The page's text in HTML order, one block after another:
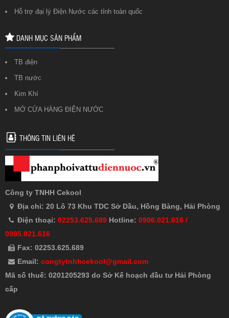
Hỗ trợ đại lý Điện Nước các tỉnh toàn quốc
DANH MỤC SẢN PHẨM
TB điện
TB nước
Kim Khí
MỞ CỬA HÀNG ĐIỆN NƯỚC
THÔNG TIN LIÊN HỆ
Công ty TNHH Cekool
Địa chỉ: 20 Lô 73 Khu TDC Sở Dầu, Hồng Bàng, Hải Phòng
Điện thoại: 02253.625.689 Hotline: 0906.021.616 /
0985.021.616
Fax: 02253.625.689
Email: congtytnhhcekool@gmail.com
Mã số thuế: 0201205293 do Sở Kế hoạch đầu tư Hải Phòng
cấp